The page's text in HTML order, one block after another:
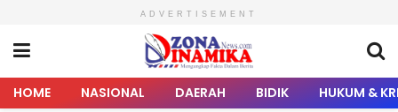
ADVERTISEMENT
HOME NASIONAL DAERAH BIDIK HUKUM &